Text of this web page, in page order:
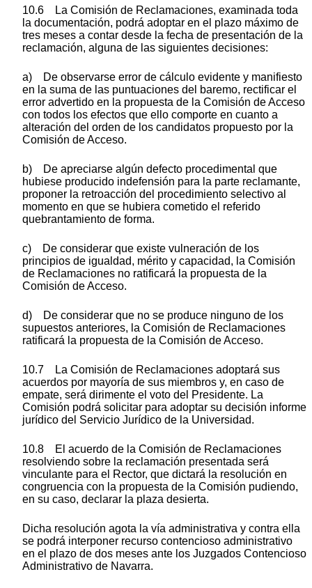
10.6 La Comisión de Reclamaciones, examinada toda
la documentación, podrá adoptar en el plazo máximo de
tres meses a contar desde la fecha de presentación de la
reclamación, alguna de las siguientes decisiones:
a) De observarse error de cálculo evidente y manifiesto
en la suma de las puntuaciones del baremo, rectificar el
error advertido en la propuesta de la Comisión de Acceso
con todos los efectos que ello comporte en cuanto a
alteración del orden de los candidatos propuesto por la
Comisión de Acceso.
b) De apreciarse algún defecto procedimental que
hubiese producido indefensión para la parte reclamante,
proponer la retroacción del procedimiento selectivo al
momento en que se hubiera cometido el referido
quebrantamiento de forma.
c) De considerar que existe vulneración de los
principios de igualdad, mérito y capacidad, la Comisión
de Reclamaciones no ratificará la propuesta de la
Comisión de Acceso.
d) De considerar que no se produce ninguno de los
supuestos anteriores, la Comisión de Reclamaciones
ratificará la propuesta de la Comisión de Acceso.
10.7 La Comisión de Reclamaciones adoptará sus
acuerdos por mayoría de sus miembros y, en caso de
empate, será dirimente el voto del Presidente. La
Comisión podrá solicitar para adoptar su decisión informe
jurídico del Servicio Jurídico de la Universidad.
10.8 El acuerdo de la Comisión de Reclamaciones
resolviendo sobre la reclamación presentada será
vinculante para el Rector, que dictará la resolución en
congruencia con la propuesta de la Comisión pudiendo,
en su caso, declarar la plaza desierta.
Dicha resolución agota la vía administrativa y contra ella
se podrá interponer recurso contencioso administrativo
en el plazo de dos meses ante los Juzgados Contencioso
Administrativo de Navarra.